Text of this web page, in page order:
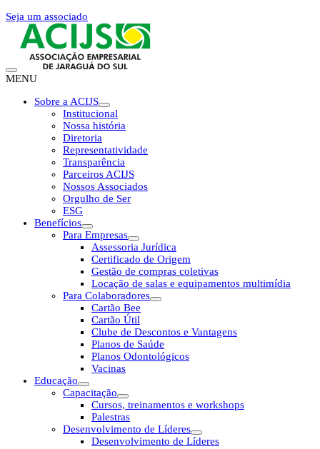
Seja um associado
MENU
Sobre a ACIJS
Institucional
Nossa história
Diretoria
Representatividade
Transparência
Parceiros ACIJS
Nossos Associados
Orgulho de Ser
ESG
Benefícios
Para Empresas
Assessoria Jurídica
Certificado de Origem
Gestão de compras coletivas
Locação de salas e equipamentos multimídia
Para Colaboradores
Cartão Bee
Cartão Útil
Clube de Descontos e Vantagens
Planos de Saúde
Planos Odontológicos
Vacinas
Educação
Capacitação
Cursos, treinamentos e workshops
Palestras
Desenvolvimento de Líderes
Desenvolvimento de Líderes